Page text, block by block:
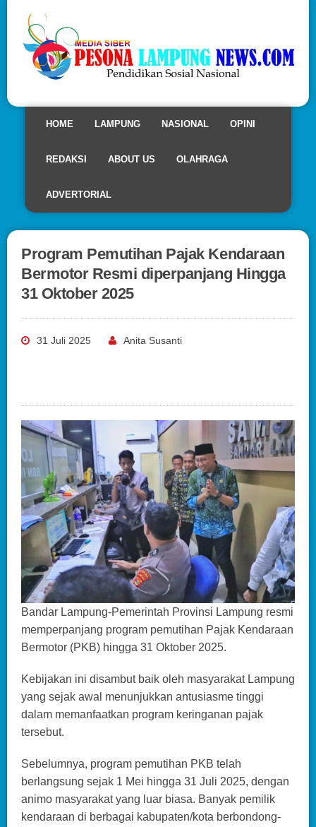
HOME LAMPUNG NASIONAL OPINI
REDAKSI ABOUT US OLAHRAGA
ADVERTORIAL
Program Pemutihan Pajak Kendaraan
Bermotor Resmi diperpanjang Hingga
31 Oktober 2025
31 Juli 2025 Anita Susanti
Bandar Lampung-Pemerintah Provinsi Lampung resmi
memperpanjang program pemutihan Pajak Kendaraan
Bermotor (PKB) hingga 31 Oktober 2025.
Kebijakan ini disambut baik oleh masyarakat Lampung
yang sejak awal menunjukkan antusiasme tinggi
dalam memanfaatkan program keringanan pajak
tersebut.
Sebelumnya, program pemutihan PKB telah
berlangsung sejak 1 Mei hingga 31 Juli 2025, dengan
animo masyarakat yang luar biasa. Banyak pemilik
kendaraan di berbagai kabupaten/kota berbondong-